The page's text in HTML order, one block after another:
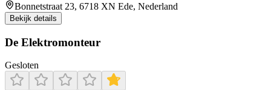
Bonnetstraat 23, 6718 XN Ede, Nederland
Bekijk details
De Elektromonteur
Gesloten